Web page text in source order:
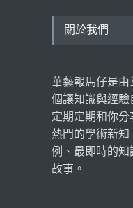
關於我們
華藝報馬仔是
個讓知識與經
定期定期和你
熱門的學術新
例、最即時的
故事。